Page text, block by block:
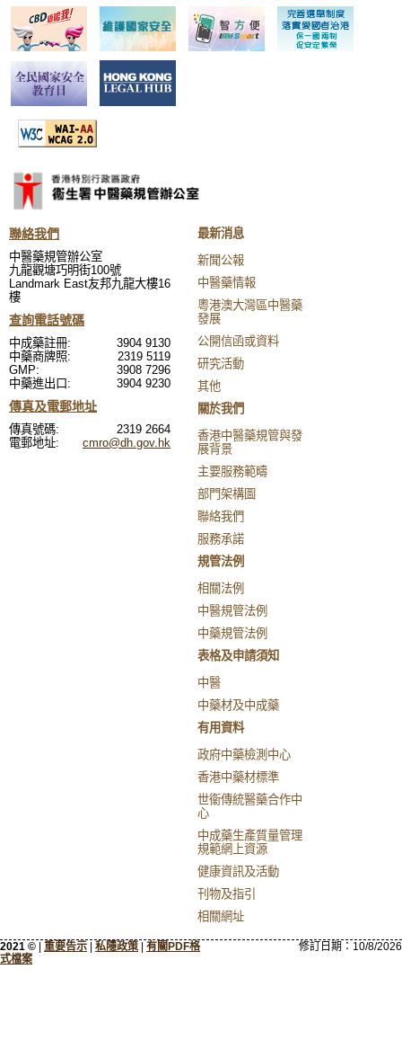
聯絡我們
中醫藥規管辦公室
九龍觀塘巧明街100號
Landmark East友邦九龍大樓16
樓
查詢電話號碼
中成藥註冊:
3904 9130
中藥商牌照:
2319 5119
GMP:
3908 7296
中藥進出口:
3904 9230
傳真及電郵地址
傳真號碼:
2319 2664
電郵地址:
cmro@dh.gov.hk
最新消息
新聞公報
中醫藥情報
粵港澳大灣區中醫藥
發展
公開信函或資料
研究活動
其他
關於我們
香港中醫藥規管與發
展背景
主要服務範疇
部門架構圖
聯絡我們
服務承諾
規管法例
相關法例
中醫規管法例
中藥規管法例
表格及申請須知
中醫
中藥材及中成藥
有用資料
政府中藥檢測中心
香港中藥材標準
世衞傳統醫藥合作中
心
中成藥生產質量管理
規範網上資源
健康資訊及活動
刊物及指引
相關網址
2021 © | 重要告示 | 私隱政策 | 有關PDF格
式檔案
修訂日期： 10/8/2026